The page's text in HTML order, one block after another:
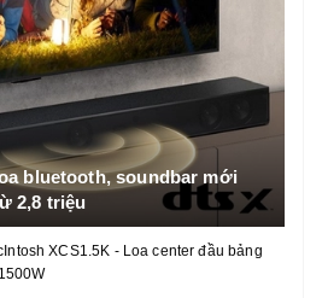
bluetooth, soundbar mới
2,8 triệu
XCS1.5K - Loa center đầu bảng